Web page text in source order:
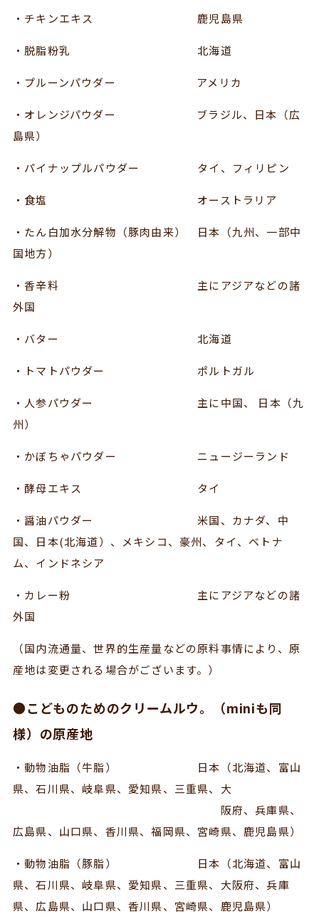
・チキンエキス 鹿児島県
・脱脂粉乳 北海道
・プルーンパウダー アメリカ
・オレンジパウダー ブラジル、日本（広
島県）
・パイナップルパウダー タイ、フィリピン
・食塩 オーストラリア
・たん白加水分解物（豚肉由来） 日本（九州、一部中
国地方）
・香辛料 主にアジアなどの諸
外国
・バター 北海道
・トマトパウダー ポルトガル
・人参パウダー 主に中国、 日本（九
州）
・かぼちゃパウダー ニュージーランド
・酵母エキス タイ
・醤油パウダー 米国、カナダ、中
国、日本(北海道）、メキシコ、豪州、タイ、ベトナ
ム、インドネシア
・カレー粉 主にアジアなどの諸
外国
（国内流通量、世界的生産量などの原料事情により、原
産地は変更される場合がございます。）
●こどものためのクリームルウ。（miniも同
様）の原産地
・動物油脂（牛脂） 日本（北海道、富山
県、石川県、岐阜県、愛知県、三重県、大
阪府、兵庫県、
広島県、山口県、香川県、福岡県、宮崎県、鹿児島県）
・動物油脂（豚脂） 日本（北海道、富山
県、石川県、岐阜県、愛知県、三重県、大阪府、兵庫
県、広島県、山口県、香川県、宮崎県、鹿児島県）